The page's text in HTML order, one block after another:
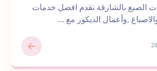
الصبغ بالشارقة نقدم افضل خدمات
,وأعمال الديكور مع ...